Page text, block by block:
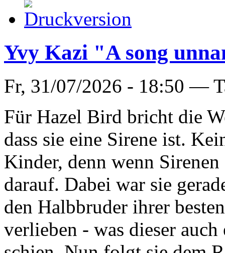
Yvy Kazi "A song
Fr, 31/07/2026 - 18:50 —
Für Hazel Bird bricht die
dass sie eine Sirene ist.
Kinder, denn wenn
darauf. Dabei war sie
den Halbbruder ihrer
verlieben - was dieser